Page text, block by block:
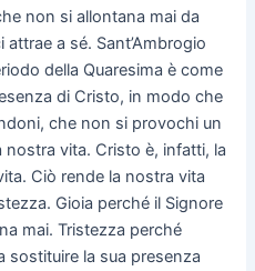
non si allontana mai da
a sé. Sant’Ambrogio
della Quaresima è come
di Cristo, in modo che
che non si provochi un
nostra vita. Cristo è, infatti, la
Ciò rende la nostra vita
Gioia perché il Signore
mai. Tristezza perché
sostituire la sua presenza